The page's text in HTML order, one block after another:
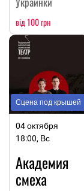
від 100 грн
Сцена под крышей
04 октября
18:00, Вс
Академия
смеха